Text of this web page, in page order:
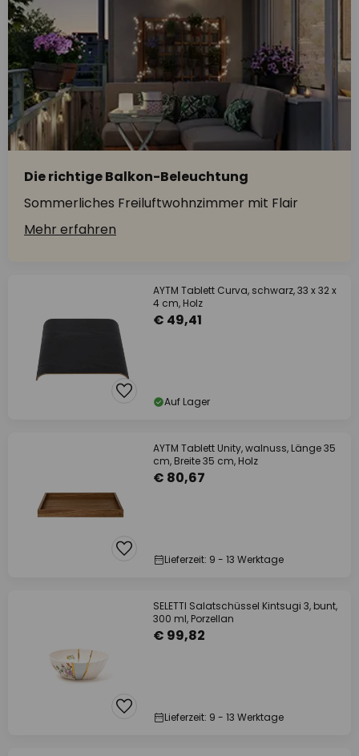
Die richtige Balkon-Beleuchtung
Sommerliches Freiluftwohnzimmer mit Flair
Mehr erfahren
AYTM Tablett Curva, schwarz, 33 x 32 x
4 cm, Holz
€ 49,41
Auf Lager
AYTM Tablett Unity, walnuss, Länge 35
cm, Breite 35 cm, Holz
€ 80,67
Lieferzeit: 9 - 13 Werktage
SELETTI Salatschüssel Kintsugi 3, bunt,
300 ml, Porzellan
€ 99,82
Lieferzeit: 9 - 13 Werktage